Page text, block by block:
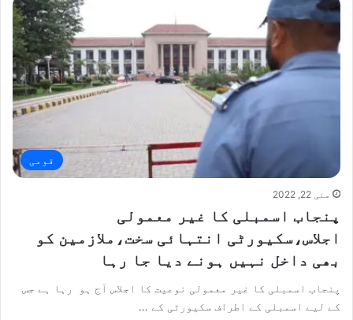
قومی
مئی 22, 2022
پنجاب اسمبلی کا غیر معمولی
اجلاس،سکیورٹی انتہائی سخت،ملازمین کو
بھی داخل نہیں ہونے دیا جا رہا
پنجاب اسمبلی کا غیر معمولی نوعیت کا اجلاس آج ہو رہا ہے جس
کے لیے اسمبلی کے اطراف سکیورٹی کے …